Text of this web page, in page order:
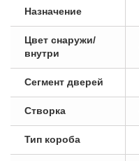
Назначение
Цвет снаружи/
внутри
Сегмент дверей
Створка
Тип короба